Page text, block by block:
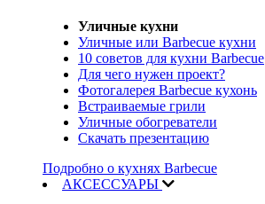
Уличные кухни
Уличные или Barbecue кухни
10 советов для кухни Barbecue
Для чего нужен проект?
Фотогалерея Barbecue кухонь
Встраиваемые грили
Уличные обогреватели
Скачать презентацию
Подробно о кухнях Barbecue
АКСЕССУАРЫ